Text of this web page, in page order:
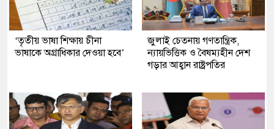
‘তৃতীয় ভাষা শিক্ষায় চীনা
ভাষাকে অগ্রাধিকার দেওয়া হবে’
জুলাই চেতনায় গণতান্ত্রিক,
ন্যায়ভিত্তিক ও বৈষম্যহীন দেশ
গড়ার আহ্বান রাষ্ট্রপতির